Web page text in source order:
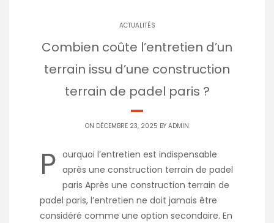
ACTUALITÉS
Combien coûte l’entretien d’un
terrain issu d’une construction
terrain de padel paris ?
ON DÉCEMBRE 23, 2025 BY ADMIN
P ourquoi l’entretien est indispensable
après une construction terrain de padel
paris Après une construction terrain de
padel paris, l’entretien ne doit jamais être
considéré comme une option secondaire. En